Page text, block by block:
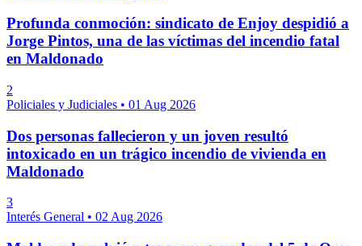
Profunda conmoción: sindicato de Enjoy despidió a
Jorge Pintos, una de las víctimas del incendio fatal
en Maldonado
2
Policiales y Judiciales • 01 Aug 2026
Dos personas fallecieron y un joven resultó
intoxicado en un trágico incendio de vivienda en
Maldonado
3
Interés General • 02 Aug 2026